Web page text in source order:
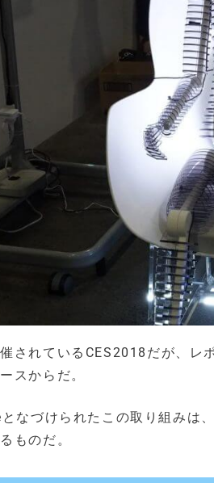
されているCES2018だが、レ
スからだ。
なづけられたこの取り組みは
ているものだ。